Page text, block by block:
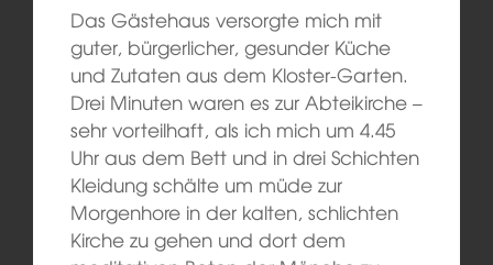
Das Gästehaus versorgte mich mit
guter, bürgerlicher, gesunder Küche
und Zutaten aus dem Kloster-Garten.
Drei Minuten waren es zur Abteikirche –
sehr vorteilhaft, als ich mich um 4.45
Uhr aus dem Bett und in drei Schichten
Kleidung schälte um müde zur
Morgenhore in der kalten, schlichten
Kirche zu gehen und dort dem